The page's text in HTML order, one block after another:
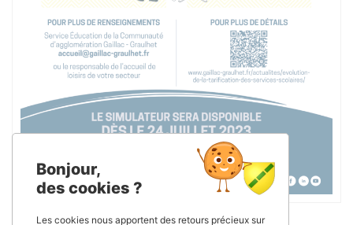
Bonjour,
des cookies ?
Les cookies nous apportent des retours précieux sur